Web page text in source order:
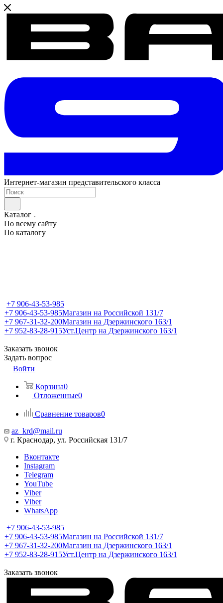
Интернет-магазин представительского класса
Каталог
По всему сайту
По каталогу
+7 906-43-53-985
+7 906-43-53-985Магазин на Российской 131/7
+7 967-31-32-200Магазин на Дзержинского 163/1
+7 952-83-28-915Уст.Центр на Дзержинского 163/1
Заказать звонок
Задать вопрос
Войти
Корзина0
Отложенные0
Сравнение товаров0
az_krd@mail.ru
г. Краснодар, ул. Российская 131/7
Вконтакте
Instagram
Telegram
YouTube
Viber
Viber
WhatsApp
+7 906-43-53-985
+7 906-43-53-985Магазин на Российской 131/7
+7 967-31-32-200Магазин на Дзержинского 163/1
+7 952-83-28-915Уст.Центр на Дзержинского 163/1
Заказать звонок